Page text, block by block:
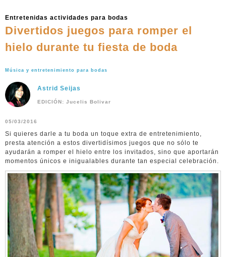
Entretenidas actividades para bodas
Divertidos juegos para romper el
hielo durante tu fiesta de boda
Música y entretenimiento para bodas
Astrid Seijas
EDICIÓN: Jucelis Bolivar
05/03/2016
Si quieres darle a tu boda un toque extra de entretenimiento,
presta atención a estos divertidísimos juegos que no sólo te
ayudarán a romper el hielo entre los invitados, sino que aportarán
momentos únicos e inigualables durante tan especial celebración.